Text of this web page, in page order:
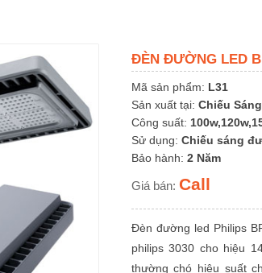
ĐÈN ĐƯỜNG LED
Mã sản phẩm: L31
Sản xuất tại: Chiếu
Công suất:
Sử dụng: Chiếu sáng
Bảo hành: 2 Năm
Giá bán: Call
Đèn đường led Philips
philips 3030 cho hiệu
thường chó hiệu suất